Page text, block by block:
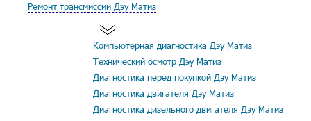
Ремонт трансмиссии Дэу Матиз
Компьютерная диагностика Дэу Матиз
Технический осмотр Дэу Матиз
Диагностика перед покупкой Дэу Матиз
Диагностика двигателя Дэу Матиз
Диагностика дизельного двигателя Дэу Матиз